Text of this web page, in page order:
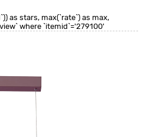
as stars, max(`rate`) as max,
where `itemid`='279100'